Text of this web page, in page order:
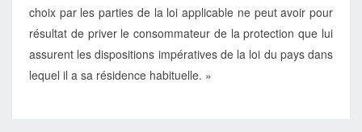
choix par les parties de la loi applicable ne peut avoir pour
résultat de priver le consommateur de la protection que lui
assurent les dispositions impératives de la loi du pays dans
lequel il a sa résidence habituelle. »